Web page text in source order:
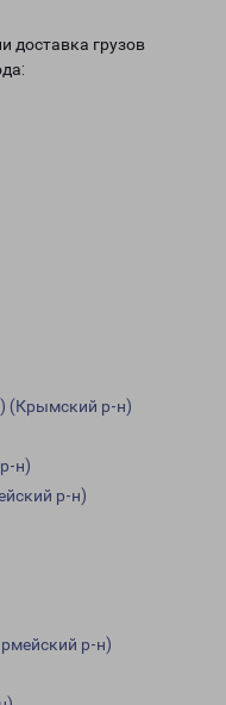
доставка грузов
(Крымский р-н)
н)
р-н)
р-н)